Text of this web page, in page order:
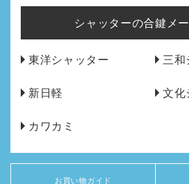
シャッターの合鍵メ
東洋シャッター 三和
新日軽 文化
カワカミ
お買い物ガイド